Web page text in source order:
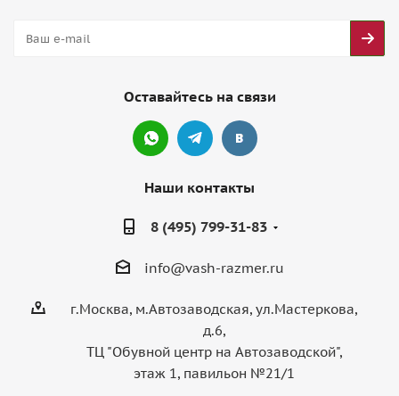
Оставайтесь на связи
Наши контакты
8 (495) 799-31-83
info@vash-razmer.ru
г.Москва, м.Автозаводская, ул.Мастеркова,
д.6,
ТЦ "Обувной центр на Автозаводской",
этаж 1, павильон №21/1